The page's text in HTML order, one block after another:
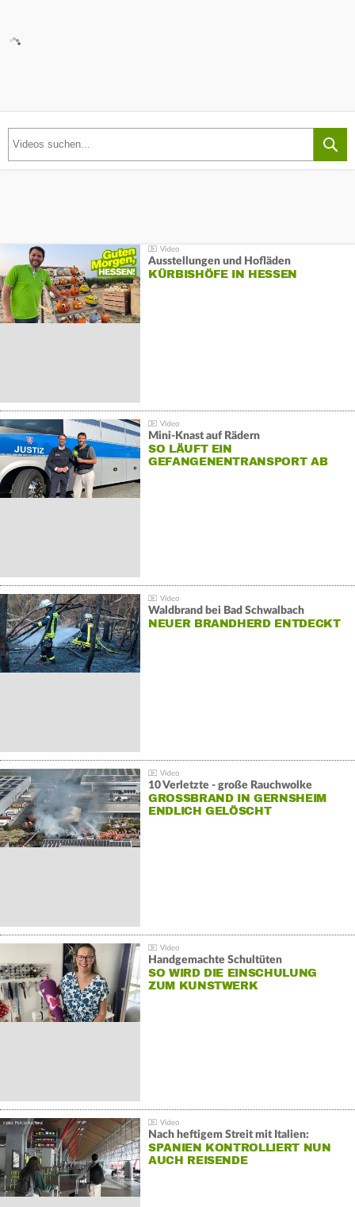
Ausstellungen und Hofläden
KÜRBISHÖFE IN HESSEN
Mini-Knast auf Rädern
SO LÄUFT EIN
GEFANGENENTRANSPORT AB
Waldbrand bei Bad Schwalbach
NEUER BRANDHERD ENTDECKT
10 Verletzte - große Rauchwolke
GROSSBRAND IN GERNSHEIM E
NDLICH GELÖSCHT
Handgemachte Schultüten
SO WIRD DIE EINSCHULUNG
ZUM KUNSTWERK
Nach heftigem Streit mit Italien:
SPANIEN KONTROLLIERT NUN
AUCH REISENDE